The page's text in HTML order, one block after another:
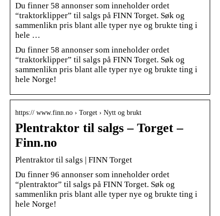
Du finner 58 annonser som inneholder ordet
“traktorklipper” til salgs på FINN Torget. Søk og
sammenlikn pris blant alle typer nye og brukte ting i
hele …
Du finner 58 annonser som inneholder ordet
“traktorklipper” til salgs på FINN Torget. Søk og
sammenlikn pris blant alle typer nye og brukte ting i
hele Norge!
https:// www.finn.no › Torget › Nytt og brukt
Plentraktor til salgs – Torget –
Finn.no
Plentraktor til salgs | FINN Torget
Du finner 96 annonser som inneholder ordet
“plentraktor” til salgs på FINN Torget. Søk og
sammenlikn pris blant alle typer nye og brukte ting i
hele Norge!